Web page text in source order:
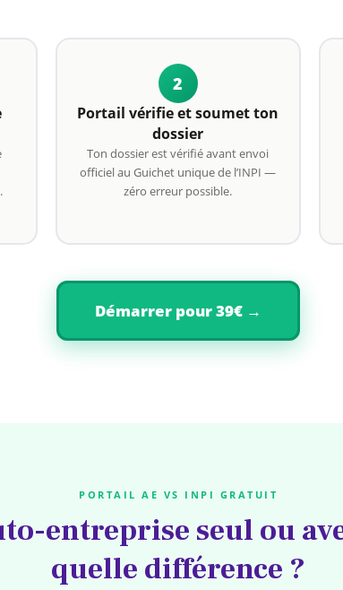
2
Portail vérifie et soumet ton
dossier
Ton dossier est vérifié avant envoi
officiel au Guichet unique de l’INPI —
zéro erreur possible.
Démarrer pour 39€ →
PORTAIL AE VS INPI GRATUIT
entreprise seul ou
quelle différence ?